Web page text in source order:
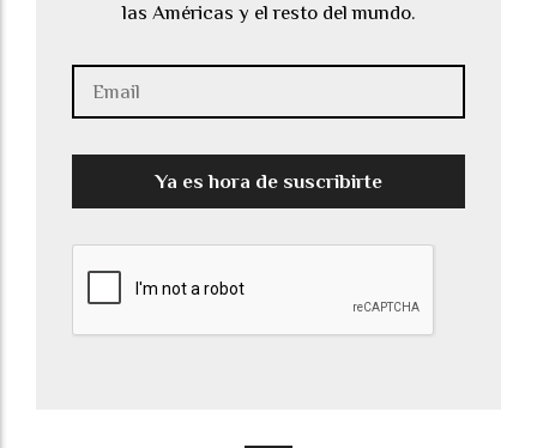
las Américas y el resto del mundo.
Ya es hora de suscribirte